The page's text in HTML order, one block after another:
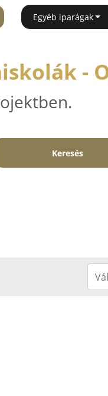
Egyéb iparágak
-
Keresés